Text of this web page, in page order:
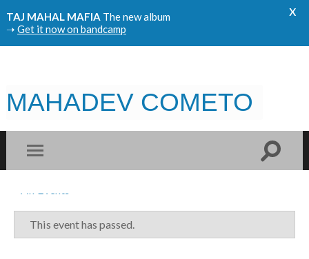
TAJ MAHAL MAFIA The new album
➝ Get it now on bandcamp
x
MAHADEV COMETO
This event has passed.